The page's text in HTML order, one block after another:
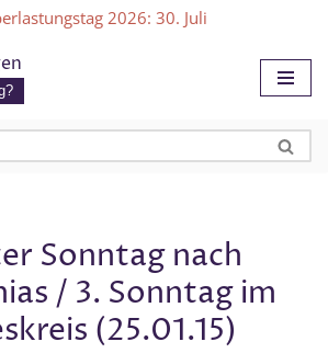
2026: 30. Juli
Sonntag nach
/ 3. Sonntag im
(25.01.15)